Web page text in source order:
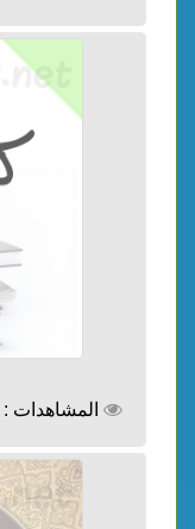
المشاهدات : 2869